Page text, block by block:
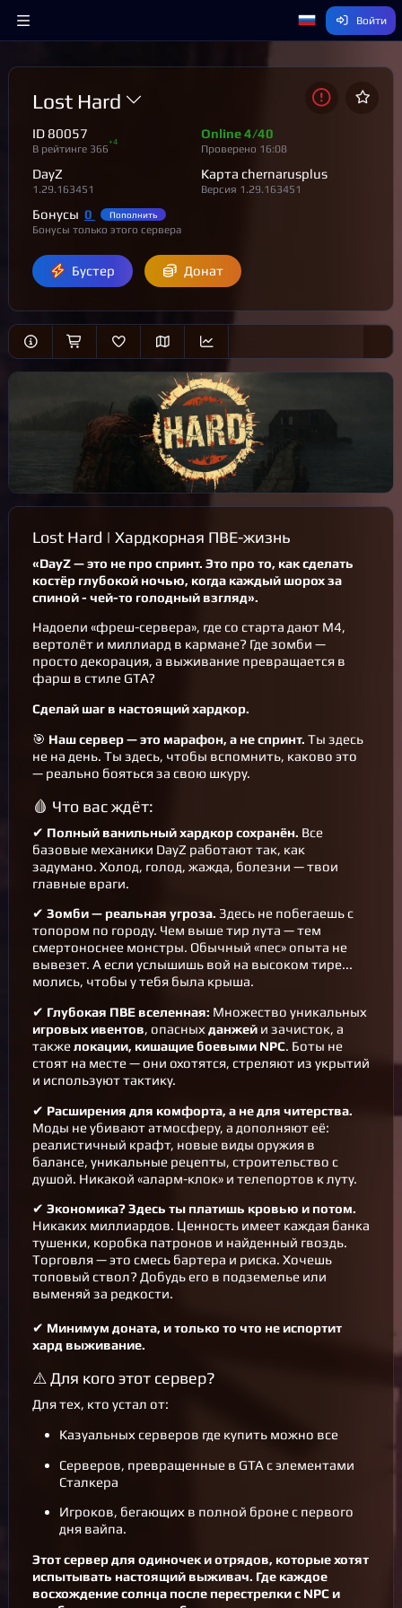
Войти
Lost Hard
Lost #1
DayZ (1.29.163451) 19/40
DayZ (1.29.163451) 3/40
Lost #2
DayZ (1.29.163451) 8/40
Lost Hard
DayZ (1.29.163451) 4/40
ID 80057
В рейтинге 366
+4
Online 4/40
Проверено 16:08
DayZ
1.29.163451
Карта chernarusplus
Версия 1.29.163451
Бонусы 0 Пополнить
Бонусы только этого сервера
Бустер Донат
Lost Hard | Хардкорная ПВЕ-жизнь
«DayZ — это не про спринт. Это про то, как сделать
костёр глубокой ночью, когда каждый шорох за
спиной - чей-то голодный взгляд».
Надоели «фреш-сервера», где со старта дают M4,
вертолёт и миллиард в кармане? Где зомби —
просто декорация, а выживание превращается в
фарш в стиле GTA?
Сделай шаг в настоящий хардкор.
🎯 Наш сервер — это марафон, а не спринт. Ты здесь
не на день. Ты здесь, чтобы вспомнить, каково это
— реально бояться за свою шкуру.
🩸 Что вас ждёт:
✔ Полный ванильный хардкор сохранён. Все
базовые механики DayZ работают так, как
задумано. Холод, голод, жажда, болезни — твои
главные враги.
✔ Зомби — реальная угроза. Здесь не побегаешь с
топором по городу. Чем выше тир лута — тем
смертоноснее монстры. Обычный «пес» опыта не
вывезет. А если услышишь вой на высоком тире...
молись, чтобы у тебя была крыша.
✔ Глубокая ПВЕ вселенная: Множество уникальных
игровых ивентов, опасныхданжей и зачисток, а
такжелокации, кишащие боевыми NPC. Боты не
стоят на месте — они охотятся, стреляют из укрытий
и используют тактику.
✔ Расширения для комфорта, а не для читерства.
Моды не убивают атмосферу, а дополняют её:
реалистичный крафт, новые виды оружия в
балансе, уникальные рецепты, строительство с
душой. Никакой «аларм-клок» и телепортов к луту.
✔ Экономика? Здесь ты платишь кровью и потом.
Никаких миллиардов. Ценность имеет каждая банка
тушенки, коробка патронов и найденный гвоздь.
Торговля — это смесь бартера и риска. Хочешь
топовый ствол? Добудь его в подземелье или
выменяй за редкости.
✔ Минимум доната, и только то что не испортит
хард выживание.
⚠️ Для кого этот сервер?
Для тех, кто устал от:
Казуальных серверов где купить можно все
Серверов, превращенные в GTA c элементами
Сталкера
Игроков, бегающих в полной броне с первого
дня вайпа.
Этот сервер для одиночек и отрядов, которые хотят
испытывать настоящий выживач. Где каждое
восхождение солнца после перестрелки с NPC и